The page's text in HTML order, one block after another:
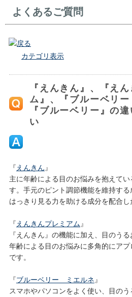
よくあるご質問
戻る
カテゴリ表示
『えんきん』、『え
ム』、『ブルーベリ
『ブルーベリー』の
い
『えんきん』
主に年齢による目のお悩みを抱えて
す。手元のピント調節機能を維持す
はっきり見る力を助ける成分を配合し
『えんきんプレミアム』
『えんきん』の機能に加え、目のう
年齢による目のお悩みに多角的にア
です。
『ブルーベリー ミエルネ』
スマホやパソコンをよく使い、目の